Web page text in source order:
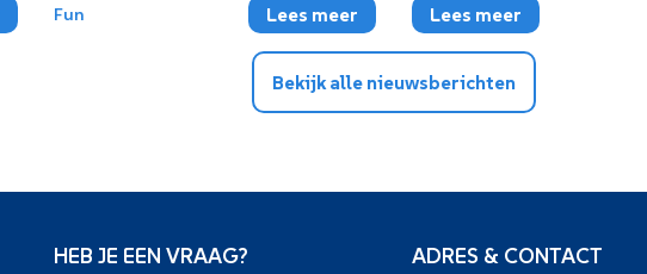
Fun Lees meer Lees meer
Bekijk alle nieuwsberichten
HEB JE EEN VRAAG? ADRES & CONTACT